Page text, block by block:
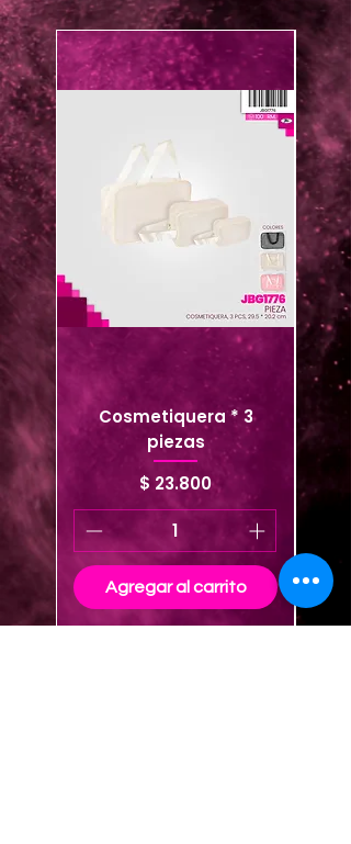
Cosmetiquera * 3
piezas
Precio
$ 23.800
Agregar al carrito